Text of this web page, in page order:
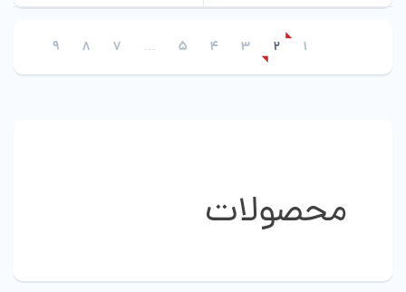
دارای
محصول
دارای
مختلفی
1
2
3
4
5
…
7
8
9
محصولات